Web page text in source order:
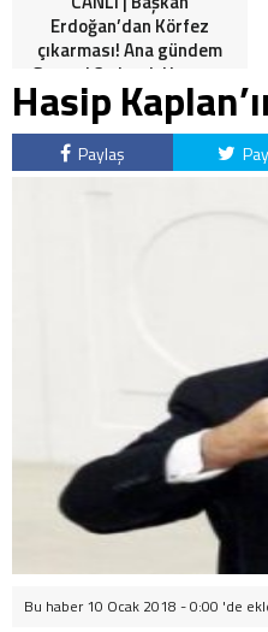
Erdoğan’dan Körfez
çıkarması! Ana gündem
Gazze | 3. durak Umman.
Hasip
Paylaş
Bu haber 10 Ocak 2018 - 0:00 'de